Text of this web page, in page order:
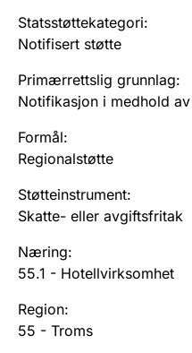
Statsstøttekategori:
Notifisert støtte
Primærrettslig grunnlag:
Notifikasjon i medhold
Formål:
Regionalstøtte
Støtteinstrument:
Skatte- eller avgiftsfritak
Næring:
55.1 - Hotellvirksomhet
Region:
55 - Troms